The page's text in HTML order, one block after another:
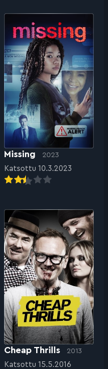
Missing 2023
Katsottu 10.3.2023
Cheap Thrills 2013
Katsottu 15.5.2016